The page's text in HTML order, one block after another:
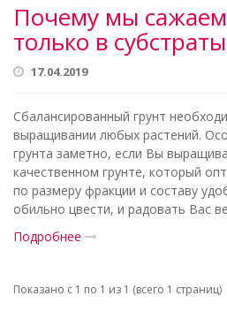
Почему мы сажаем
только в
17.04.2019
Сбалансированный грунт
выращивании любых растений.
грунта заметно, если Вы
качественном грунте, который
по размеру фракции и составу
обильно цвести, и радовать Вас
Подробнее
Показано с 1 по 1 из 1 (всего 1 страниц)